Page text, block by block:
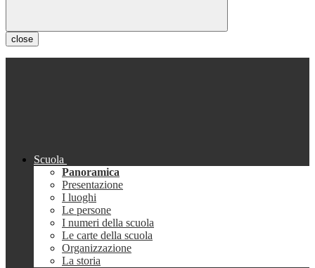
close
Scuola
Panoramica
Presentazione
I luoghi
Le persone
I numeri della scuola
Le carte della scuola
Organizzazione
La storia